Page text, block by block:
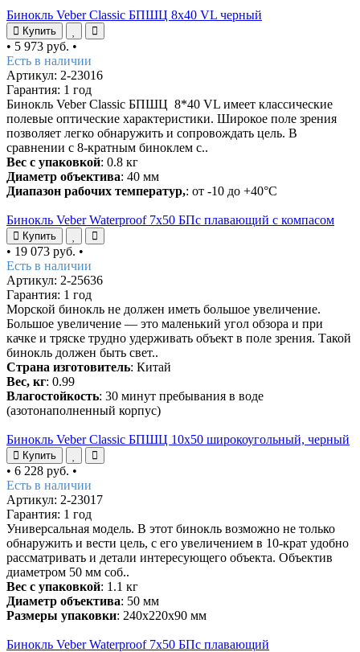
Бинокль Veber Classic БПШЦ 8x40 VL черный
Купить
• 5 973 руб. •
Есть в наличии
Артикул: 2-23016
Гарантия: 1 год
Бинокль Veber Classic БПШЦ 8*40 VL имеет классические
полевые оптические характеристики. Широкое поле зрения
позволяет легко обнаружить и сопровождать цель. В
сравнении с 8-кратным биноклем с..
Вес с упаковкой: 0.8 кг
Диаметр объектива: 40 мм
Диапазон рабочих температур,: от -10 до +40°C
Бинокль Veber Waterproof 7x50 БПс плавающий с компасом
Купить
• 19 073 руб. •
Есть в наличии
Артикул: 2-25636
Гарантия: 1 год
Морской бинокль не должен иметь большое увеличение.
Большое увеличение — это маленький угол обзора и при
качке и тряске трудно удерживать объект в поле зрения. Такой
бинокль должен быть свет..
Страна изготовитель: Китай
Вес, кг: 0.99
Влагостойкость: 30 минут пребывания в воде
(азотонаполненный корпус)
Бинокль Veber Classic БПШЦ 10x50 широкоугольный, черный
Купить
• 6 228 руб. •
Есть в наличии
Артикул: 2-23017
Гарантия: 1 год
Универсальная модель. В этот бинокль возможно не только
обнаружить и вести цель, c его увеличением в 10-крат удобно
рассматривать и детали интересующего объекта. Объектив
диаметром 50 мм соб..
Вес с упаковкой: 1.1 кг
Диаметр объектива: 50 мм
Размеры упаковки: 240х220х90 мм
Бинокль Veber Waterproof 7x50 БПс плавающий